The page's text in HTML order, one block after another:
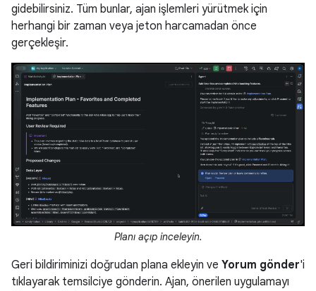
gidebilirsiniz. Tüm bunlar, ajan işlemleri yürütmek için
herhangi bir zaman veya jeton harcamadan önce
gerçekleşir.
Planı açıp inceleyin.
Geri bildiriminizi doğrudan plana ekleyin ve Yorum gönder'i
tıklayarak temsilciye gönderin. Ajan, önerilen uygulamayı